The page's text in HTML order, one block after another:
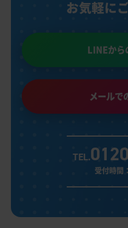
お気軽に
LINEから
メールで
TEL.
受付時間